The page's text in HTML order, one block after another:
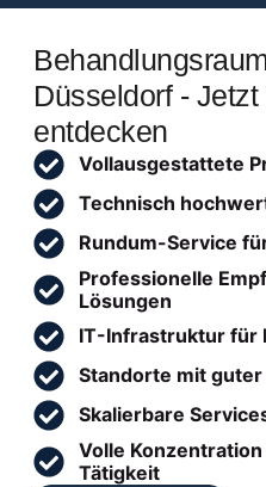
Düsseldorf - Jetzt
entdecken
Vollausgestattete
Technisch
Rundum-Service
Professionelle
Lösungen
IT-Infrastruktur für
Standorte mit
Skalierbare
Volle
Tätigkeit